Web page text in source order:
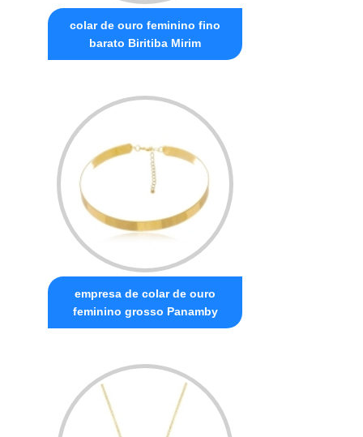
colar de ouro feminino fino
barato Biritiba Mirim
empresa de colar de ouro
feminino grosso Panamby